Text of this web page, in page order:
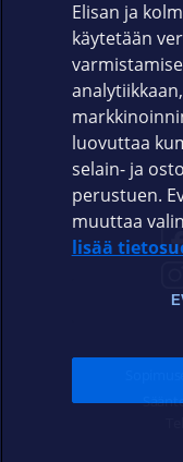
Elisan ja
käytetään
luovuttaa
selain- ja
perustuen.
muuttaa
lisää